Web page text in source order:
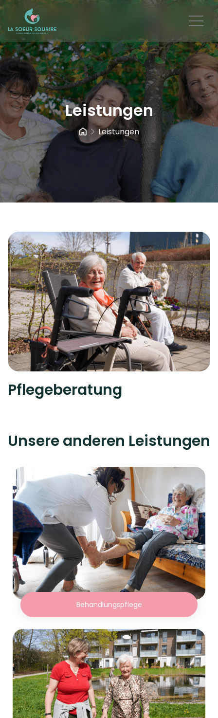
Leistungen
Leistungen
Pflegeberatung
Unsere anderen Leistungen
Behandlungspflege